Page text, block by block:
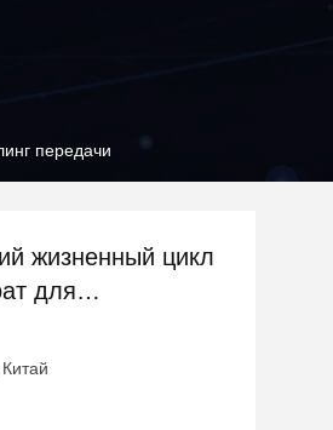
передачи
жизненный цикл
для